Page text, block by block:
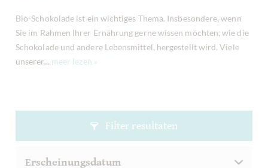
Bio-Schokolade ist ein wichtiges Thema. Insbesondere, wenn
Sie im Rahmen Ihrer Ernährung gerne wissen möchten, wie die
Schokolade und andere Lebensmittel, hergestellt wird. Viele
unserer... meer lezen »
Filter resultaten